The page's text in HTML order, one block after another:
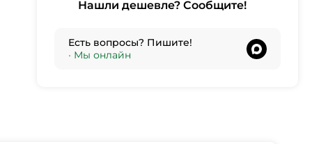
Нашли дешевле? Сообщите!
Есть вопросы? Пишите!
• Мы онлайн